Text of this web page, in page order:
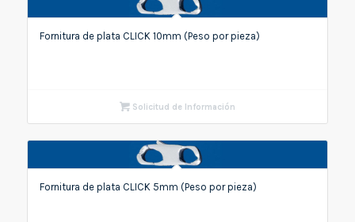
Fornitura de plata CLICK 10mm (Peso por pieza)
Solicitud de Información
Fornitura de plata CLICK 5mm (Peso por pieza)